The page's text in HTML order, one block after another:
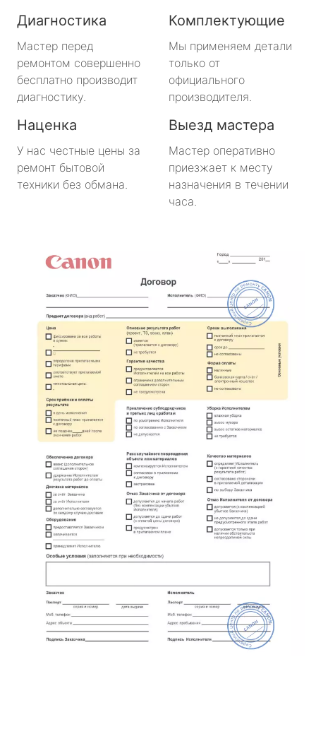
Диагностика
Мастер перед
ремонтом совершенно
бесплатно производит
диагностику.
Комплектующие
Мы применяем детали
только от
официального
производителя.
Наценка
У нас честные цены за
ремонт бытовой
техники без обмана.
Выезд мастера
Мастер оперативно
приезжает к месту
назначения в течении
часа.